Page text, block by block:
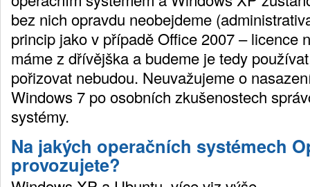
bez nich opravdu neobejdeme
princip jako v případě Office 2007 – licence
máme z dřívějška a budeme je tedy
pořizovat nebudou. Neuvažujeme o
Windows 7 po osobních zkušenostech
systémy.
Na jakých operačních systémech
provozujete?